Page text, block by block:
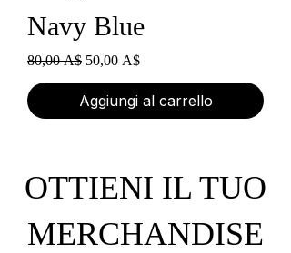
Navy Blue
Prezzo regolare
80,00 A$ Prezzo scontato
50,00 A$
Aggiungi al carrello
OTTIENI IL TUO
MERCHANDISE